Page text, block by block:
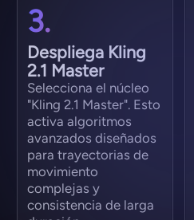
3.
Despliega Kling
2.1 Master
Selecciona el núcleo
"Kling 2.1 Master". Esto
activa algoritmos
avanzados diseñados
para trayectorias de
movimiento
complejas y
consistencia de larga